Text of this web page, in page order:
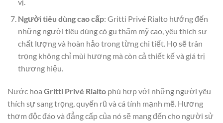
Người tiêu dùng cao cấp: Gritti Privé Rialto hướng đến
những người tiêu dùng có gu thẩm mỹ cao, yêu thích sự
chất lượng và hoàn hảo trong từng chi tiết. Họ sẽ trân
trọng không chỉ mùi hương mà còn cả thiết kế và giá trị
thương hiệu.
Nước hoa Gritti Privé Rialto phù hợp với những người yêu
thích sự sang trọng, quyến rũ và cá tính mạnh mẽ. Hương
thơm độc đáo và đẳng cấp của nó sẽ mang đến cho người sử